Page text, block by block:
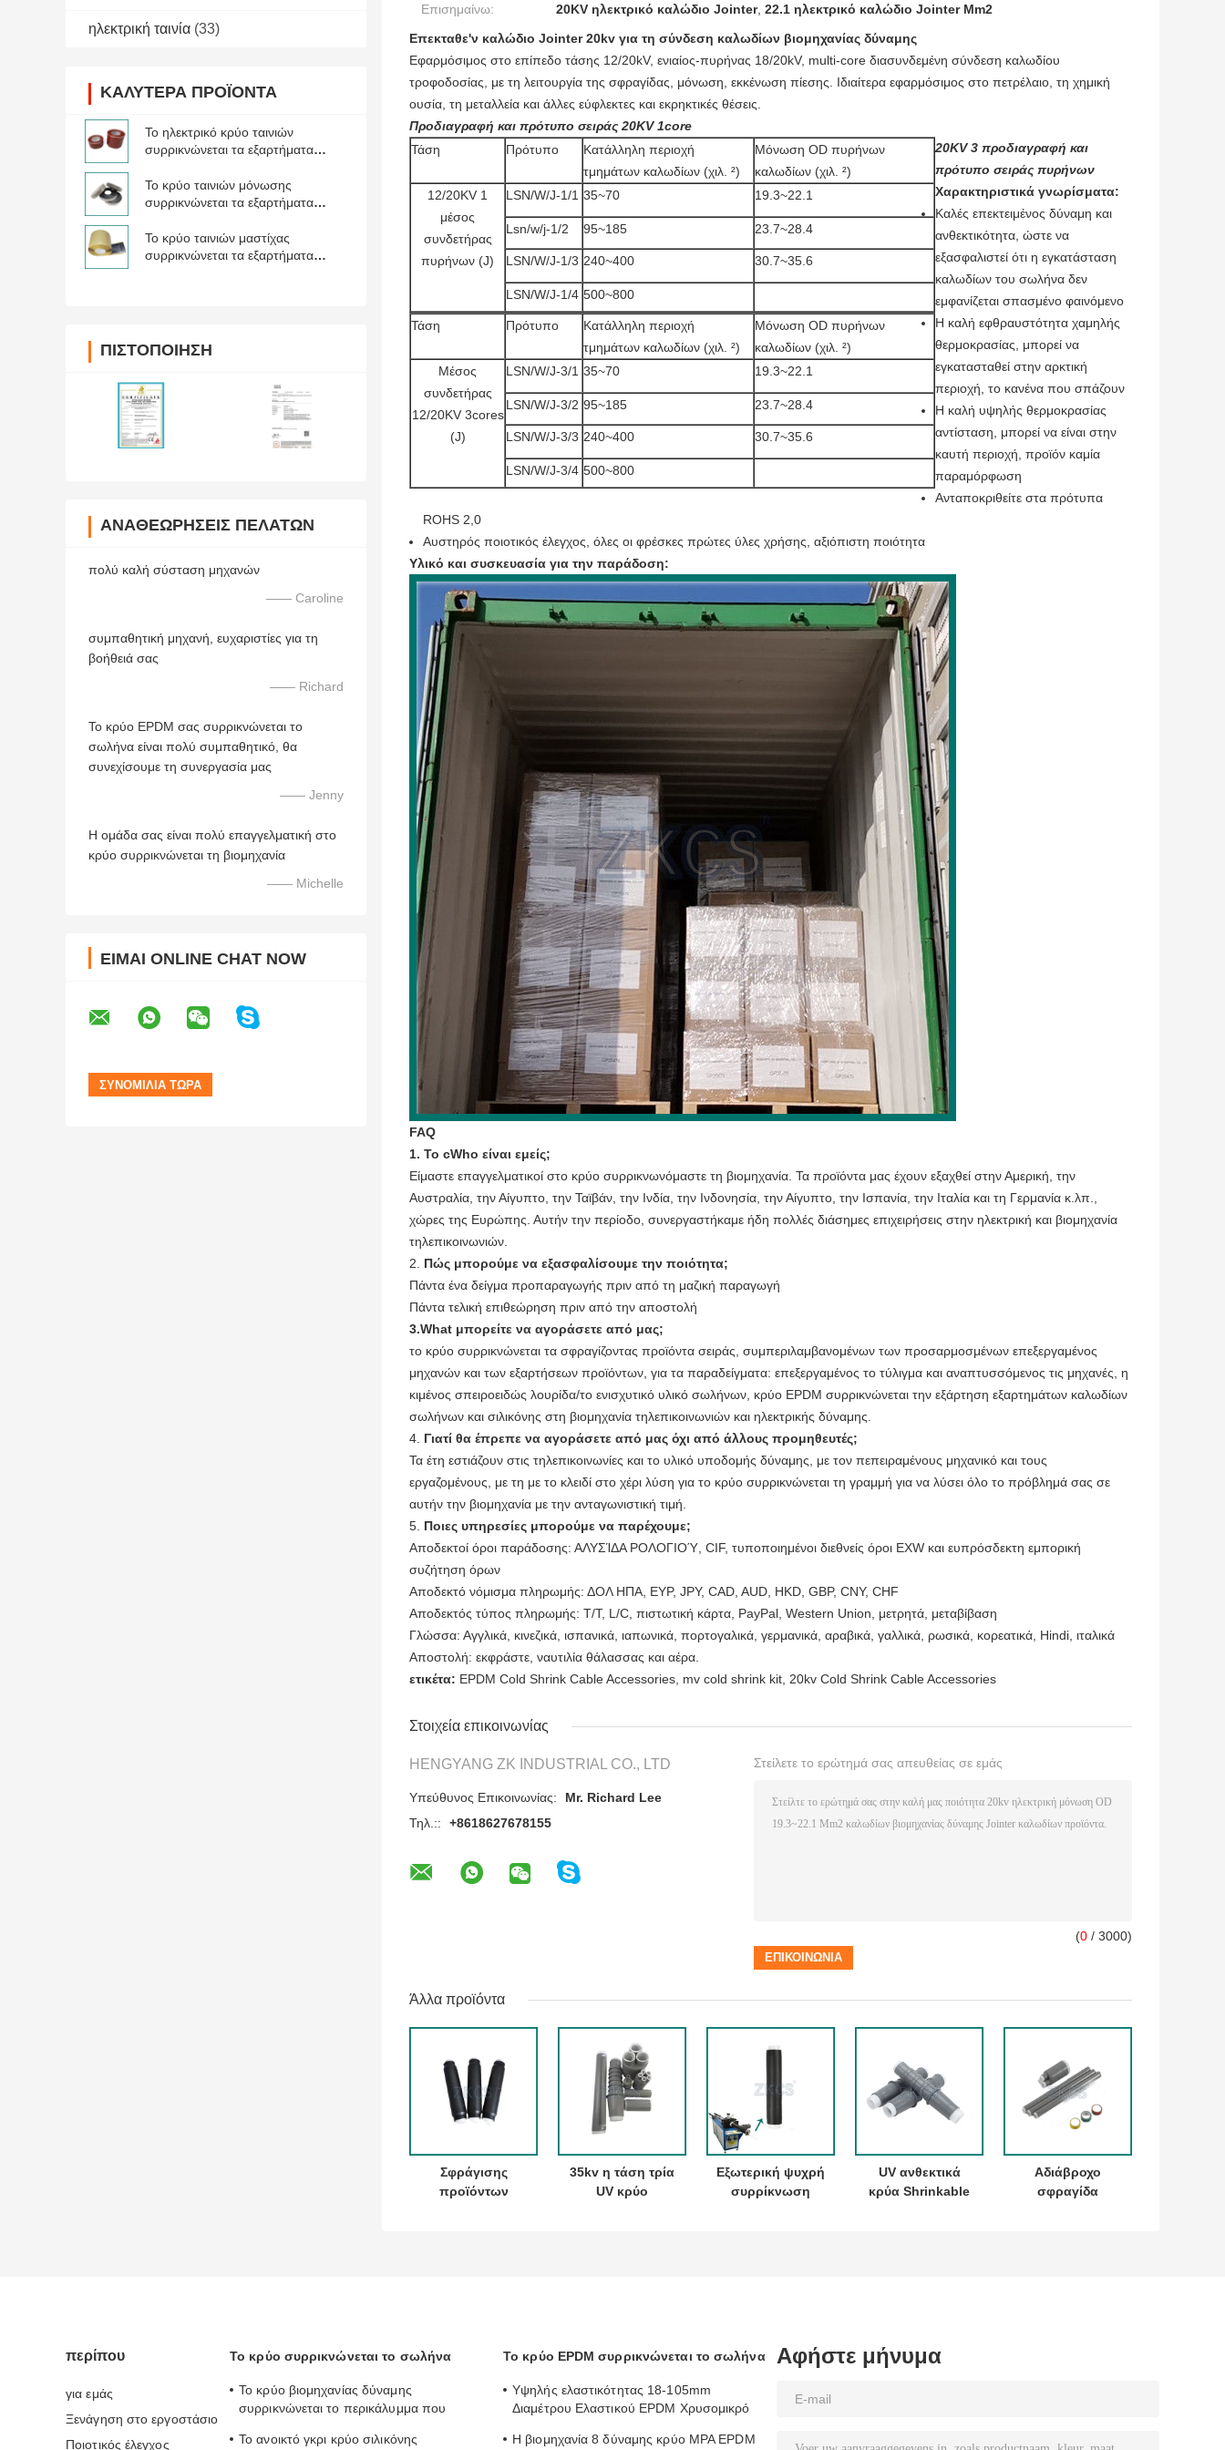
ηλεκτρική ταινία (33)
ΚΑΛΎΤΕΡΑ ΠΡΟΪΌΝΤΑ
Το ηλεκτρικό κρύο ταινιών
συρρικνώνεται τα εξαρτήματα
Το κρύο ταινιών μόνωσης
συρρικνώνεται τα εξαρτήματα
Το κρύο ταινιών μαστίχας
συρρικνώνεται τα εξαρτήματα
ΠΙΣΤΟΠΟΊΗΣΗ
ΑΝΑΘΕΩΡΉΣΕΙΣ ΠΕΛΑΤΏΝ
πολύ καλή σύσταση μηχανών
—— Caroline
συμπαθητική μηχανή, ευχαριστίες για τη
βοήθειά σας
—— Richard
Το κρύο EPDM σας συρρικνώνεται το
σωλήνα είναι πολύ συμπαθητικό, θα
συνεχίσουμε τη συνεργασία μας
—— Jenny
Η ομάδα σας είναι πολύ επαγγελματική στο
κρύο συρρικνώνεται τη βιομηχανία
—— Michelle
ΕΊΜΑΙ ONLINE CHAT NOW
Επισημαίνω: 20KV ηλεκτρικό καλώδιο Jointer, 22.1 ηλεκτρικό καλώδιο Jointer Mm2
Επεκταθε'ν καλώδιο Jointer 20kv για τη σύνδεση καλωδίων βιομηχανίας δύναμης
Εφαρμόσιμος στο επίπεδο τάσης 12/20kV, ενιαίος-πυρήνας 18/20kV, multi-core διασυνδεμένη σύνδεση καλωδίου
τροφοδοσίας, με τη λειτουργία της σφραγίδας, μόνωση, εκκένωση πίεσης. Ιδιαίτερα εφαρμόσιμος στο πετρέλαιο, τη χημική
ουσία, τη μεταλλεία και άλλες εύφλεκτες και εκρηκτικές θέσεις.
Προδιαγραφή και πρότυπο σειράς 20KV 1core
Τάση
Πρότυπο
Κατάλληλη περιοχή
τμημάτων καλωδίων (χιλ. ²)
Μόνωση OD πυρήνων
καλωδίων (χιλ. ²)
12/20KV 1
μέσος
συνδετήρας
πυρήνων (J)
LSN/W/J-1/1 35~70 19.3~22.1
Lsn/w/j-1/2 95~185 23.7~28.4
LSN/W/J-1/3 240~400 30.7~35.6
LSN/W/J-1/4 500~800
20KV 3 προδιαγραφή και
πρότυπο σειράς πυρήνων
Τάση Πρότυπο
Κατάλληλη περιοχή
τμημάτων καλωδίων (χιλ. ²)
Μόνωση OD πυρήνων
καλωδίων (χιλ. ²)
Μέσος
συνδετήρας
12/20KV 3cores
(J)
LSN/W/J-3/1 35~70 19.3~22.1
LSN/W/J-3/2 95~185 23.7~28.4
LSN/W/J-3/3 240~400 30.7~35.6
LSN/W/J-3/4 500~800
Χαρακτηριστικά γνωρίσματα:
Καλές επεκτειμένος δύναμη και
ανθεκτικότητα, ώστε να
εξασφαλιστεί ότι η εγκατάσταση
καλωδίων του σωλήνα δεν
εμφανίζεται σπασμένο φαινόμενο
Η καλή εφθραυστότητα χαμηλής
θερμοκρασίας, μπορεί να
εγκατασταθεί στην αρκτική
περιοχή, το κανένα που σπάζουν
Η καλή υψηλής θερμοκρασίας
αντίσταση, μπορεί να είναι στην
καυτή περιοχή, προϊόν καμία
παραμόρφωση
Ανταποκριθείτε στα πρότυπα
ROHS 2,0
Αυστηρός ποιοτικός έλεγχος, όλες οι φρέσκες πρώτες ύλες χρήσης, αξιόπιστη ποιότητα
Υλικό και συσκευασία για την παράδοση:
FAQ
1. Το cWho είναι εμείς;
Είμαστε επαγγελματικοί στο κρύο συρρικνωνόμαστε τη βιομηχανία. Τα προϊόντα μας έχουν εξαχθεί στην Αμερική, την
Αυστραλία, την Αίγυπτο, την Ταϊβάν, την Ινδία, την Ινδονησία, την Αίγυπτο, την Ισπανία, την Ιταλία και τη Γερμανία κ.λπ.,
χώρες της Ευρώπης. Αυτήν την περίοδο, συνεργαστήκαμε ήδη πολλές διάσημες επιχειρήσεις στην ηλεκτρική και βιομηχανία
τηλεπικοινωνιών.
2. Πώς μπορούμε να εξασφαλίσουμε την ποιότητα;
Πάντα ένα δείγμα προπαραγωγής πριν από τη μαζική παραγωγή
Πάντα τελική επιθεώρηση πριν από την αποστολή
3.What μπορείτε να αγοράσετε από μας;
το κρύο συρρικνώνεται τα σφραγίζοντας προϊόντα σειράς, συμπεριλαμβανομένων των προσαρμοσμένων επεξεργαμένος
μηχανών και των εξαρτήσεων προϊόντων, για τα παραδείγματα: επεξεργαμένος το τύλιγμα και αναπτυσσόμενος τις μηχανές, η
κιμένος σπειροειδώς λουρίδα/το ενισχυτικό υλικό σωλήνων, κρύο EPDM συρρικνώνεται την εξάρτηση εξαρτημάτων καλωδίων
σωλήνων και σιλικόνης στη βιομηχανία τηλεπικοινωνιών και ηλεκτρικής δύναμης.
4. Γιατί θα έπρεπε να αγοράσετε από μας όχι από άλλους προμηθευτές;
Τα έτη εστιάζουν στις τηλεπικοινωνίες και το υλικό υποδομής δύναμης, με τον πεπειραμένους μηχανικό και τους
εργαζομένους, με τη με το κλειδί στο χέρι λύση για το κρύο συρρικνώνεται τη γραμμή για να λύσει όλο το πρόβλημά σας σε
αυτήν την βιομηχανία με την ανταγωνιστική τιμή.
5. Ποιες υπηρεσίες μπορούμε να παρέχουμε;
Αποδεκτοί όροι παράδοσης: ΑΛΥΣΊΔΑ ΡΟΛΟΓΙΟΎ, CIF, τυποποιημένοι διεθνείς όροι EXW και ευπρόσδεκτη εμπορική
συζήτηση όρων
Αποδεκτό νόμισμα πληρωμής: ΔΟΛ ΗΠΑ, ΕΥΡ, JPY, CAD, AUD, HKD, GBP, CNY, CHF
Αποδεκτός τύπος πληρωμής: T/T, L/C, πιστωτική κάρτα, PayPal, Western Union, μετρητά, μεταβίβαση
Γλώσσα: Αγγλικά, κινεζικά, ισπανικά, ιαπωνικά, πορτογαλικά, γερμανικά, αραβικά, γαλλικά, ρωσικά, κορεατικά, Hindi, ιταλικά
Αποστολή: εκφράστε, ναυτιλία θάλασσας και αέρα.
ετικέτα: EPDM Cold Shrink Cable Accessories, mv cold shrink kit, 20kv Cold Shrink Cable Accessories
Στοιχεία επικοινωνίας
HENGYANG ZK INDUSTRIAL CO., LTD
Υπεύθυνος Επικοινωνίας:
Mr. Richard Lee
Τηλ.::
+8618627678155
Στείλετε το ερώτημά σας απευθείας σε εμάς
(0 / 3000)
Άλλα προϊόντα
Σφράγισης
προϊόντων
35kv η τάση τρία
UV κρύο
Εξωτερική ψυχρή
συρρίκνωση
UV ανθεκτικά
κρύα Shrinkable
Αδιάβροχο
σφραγίδα
περίπου
για εμάς
Ξενάγηση στο εργοστάσιο
Ποιοτικός έλεγχος
Το κρύο συρρικνώνεται το σωλήνα
Το κρύο βιομηχανίας δύναμης
συρρικνώνεται το περικάλυμμα που
σωλήνωση
Το ανοικτό γκρι κρύο σιλικόνης
Το κρύο EPDM συρρικνώνεται το σωλήνα
Υψηλής ελαστικότητας 18-105mm
Διαμέτρου Ελαστικού EPDM Χρυσομικρό
Η βιομηχανία 8 δύναμης κρύο MPA EPDM
Αφήστε μήνυμα